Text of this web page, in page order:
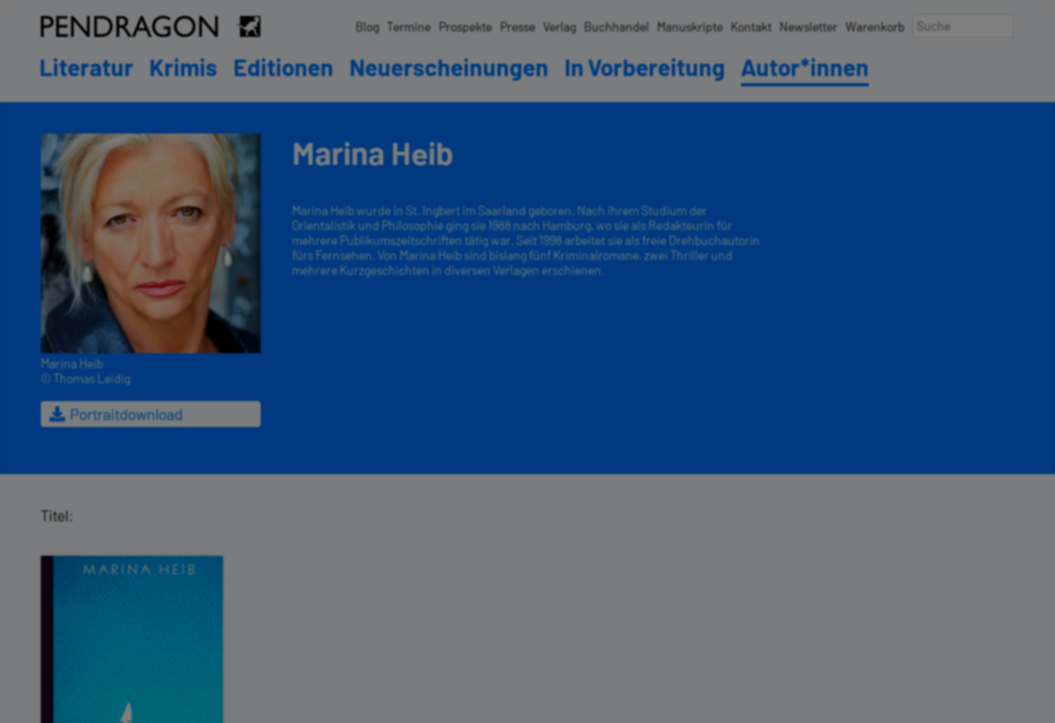
Blog Termine Prospekte Presse Verlag Buchhandel Manuskripte Kontakt Newsletter Warenkorb
Literatur Krimis Editionen Neuerscheinungen In Vorbereitung Autor*innen
Marina Heib
© Thomas Leidig
Portraitdownload
Marina Heib
Marina Heib wurde in St. Ingbert im Saarland geboren. Nach ihrem Studium der
Orientalistik und Philosophie ging sie 1988 nach Hamburg, wo sie als Redakteurin für
mehrere Publikumszeitschriften tätig war. Seit 1998 arbeitet sie als freie Drehbuchautorin
fürs Fernsehen. Von Marina Heib sind bislang fünf Kriminalromane, zwei Thriller und
mehrere Kurzgeschichten in diversen Verlagen erschienen.
Titel: